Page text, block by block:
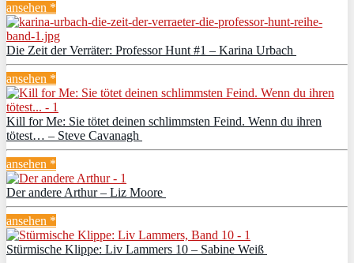
ansehen *
Die Zeit der Verräter: Professor Hunt #1 – Karina Urbach
ansehen *
Kill for Me: Sie tötet deinen schlimmsten Feind. Wenn du ihren
tötest… – Steve Cavanagh
ansehen *
Der andere Arthur – Liz Moore
ansehen *
Stürmische Klippe: Liv Lammers 10 – Sabine Weiß